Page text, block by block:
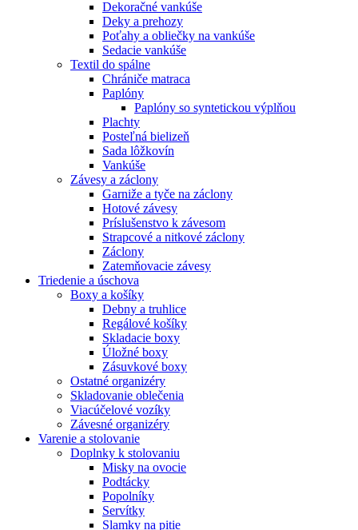
Dekoračné vankúše
Deky a prehozy
Poťahy a obliečky na vankúše
Sedacie vankúše
Textil do spálne
Chrániče matraca
Paplóny
Paplóny so syntetickou výplňou
Plachty
Posteľná bielizeň
Sada lôžkovín
Vankúše
Závesy a záclony
Garniže a tyče na záclony
Hotové závesy
Príslušenstvo k závesom
Strapcové a nitkové záclony
Záclony
Zatemňovacie závesy
Triedenie a úschova
Boxy a košíky
Debny a truhlice
Regálové košíky
Skladacie boxy
Úložné boxy
Zásuvkové boxy
Ostatné organizéry
Skladovanie oblečenia
Viacúčelové vozíky
Závesné organizéry
Varenie a stolovanie
Doplnky k stolovaniu
Misky na ovocie
Podtácky
Popolníky
Servítky
Slamky na pitie